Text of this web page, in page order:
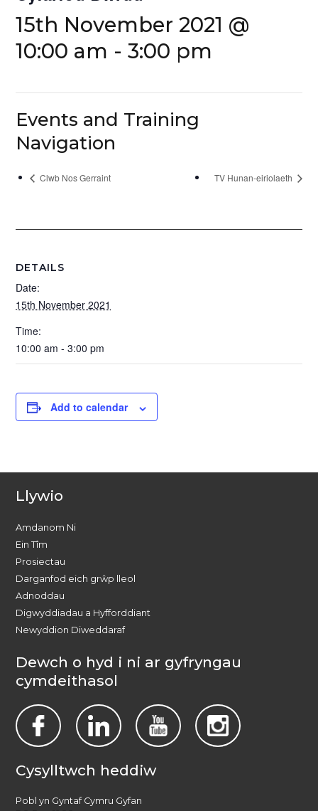
15th November 2021 @
10:00 am -3:00 pm
Events and Training
Navigation
Clwb Nos Gerraint TV Hunan-eiriolaeth
DETAILS
Date:
15th November 2021
Time:
10:00 am - 3:00 pm
Add to calendar
Llywio
Amdanom Ni
Ein Tîm
Prosiectau
Darganfod eich grŵp lleol
Adnoddau
Digwyddiadau a Hyfforddiant
Newyddion Diweddaraf
Dewch o hyd i ni ar gyfryngau
cymdeithasol
Cysylltwch heddiw
Pobl yn Gyntaf Cymru Gyfan